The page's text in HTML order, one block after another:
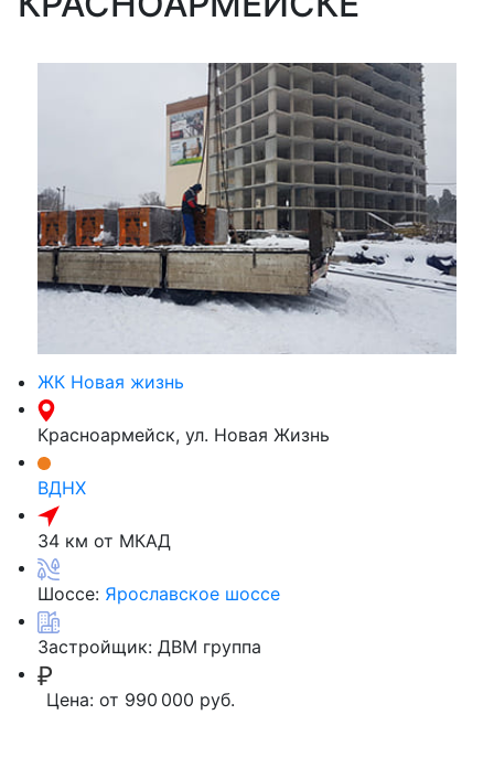
ЖК Новая жизнь
Красноармейск, ул. Новая Жизнь
ВДНХ
34 км от МКАД
Шоссе: Ярославское шоссе
Застройщик: ДВМ группа
Цена: от 990 000 руб.